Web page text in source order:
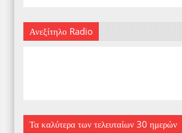
Ανεξίτηλο Radio
Τα καλύτερα των τελευταίων 30 ημερών